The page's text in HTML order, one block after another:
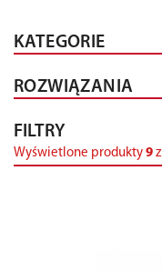
KATEGORIE
ROZWIĄZANIA
FILTRY
Wyświetlone produkty 9 z